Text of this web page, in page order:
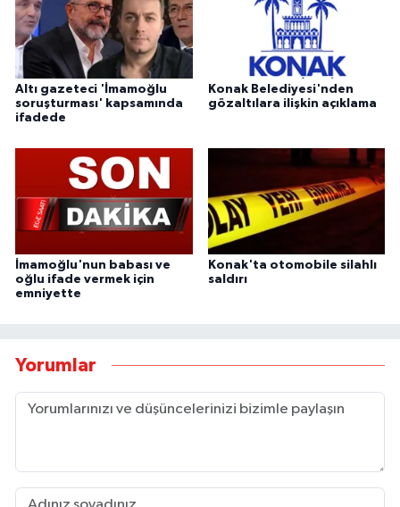
Altı gazeteci 'İmamoğlu
soruşturması' kapsamında
ifadede
Konak Belediyesi'nden
gözaltılara ilişkin açıklama
İmamoğlu'nun babası ve
oğlu ifade vermek için
emniyette
Konak'ta otomobile silahlı
saldırı
Yorumlar